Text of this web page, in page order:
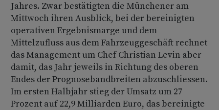
Jahres. Zwar bestätigten die Münchener am
Mittwoch ihren Ausblick, bei der bereinigten
operativen Ergebnismarge und dem
Mittelzufluss aus dem Fahrzeuggeschäft rechnet
das Management um Chef Christian Levin aber
damit, das Jahr jeweils in Richtung des oberen
Endes der Prognosebandbreiten abzuschliessen.
Im ersten Halbjahr stieg der Umsatz um 27
Prozent auf 22,9 Milliarden Euro, das bereinigte